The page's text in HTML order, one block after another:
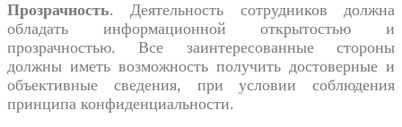
Прозрачность. Деятельность сотрудников должна
обладать информационной открытостью и
прозрачностью. Все заинтересованные стороны
должны иметь возможность получить достоверные и
объективные сведения, при условии соблюдения
принципа конфиденциальности.